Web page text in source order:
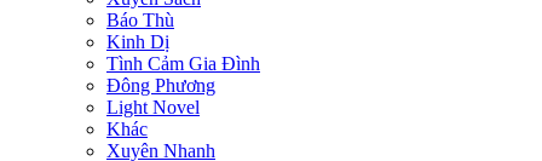
Báo Thù
Kinh Dị
Tình Cảm Gia Đình
Đông Phương
Light Novel
Khác
Xuyên Nhanh